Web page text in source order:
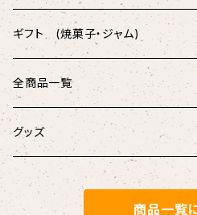
薫製チーズケーキ
樹皮 エクレア
無重力カステラ
【定番】メープル
【店頭受取】ホールケーキ
ギフト (焼菓子・ジャム)
シキサイサブレ
果蜜 (フルーツキャラメル)
マドレーヌ・フィナンシェ
全商品一覧
グッズ
商品一覧